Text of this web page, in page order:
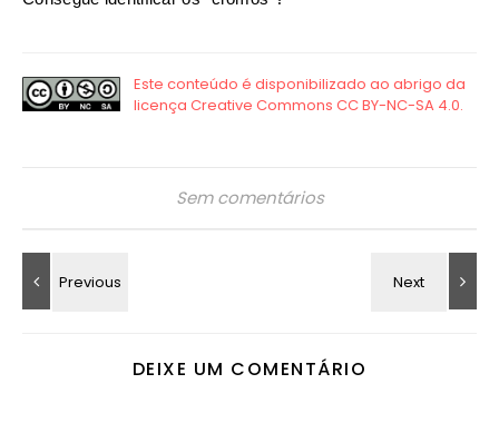
Sem comentários
DEIXE UM COMENTÁRIO